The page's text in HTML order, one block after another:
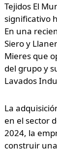
Tejidos El
significativo
En una
Siero y
Mieres que
del grupo y
Lavados
La
en el sector
2024, la
construir